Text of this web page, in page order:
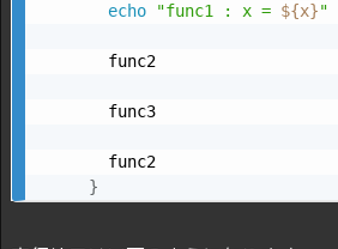
echo "func1 : x = ${x}"
  func2
  func3
}